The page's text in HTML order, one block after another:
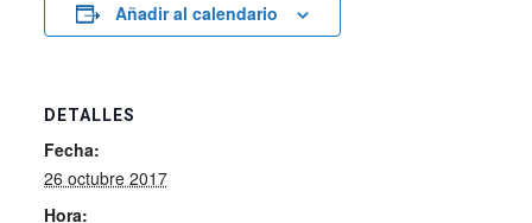
Añadir al calendario
DETALLES
Fecha:
26 octubre 2017
Hora: